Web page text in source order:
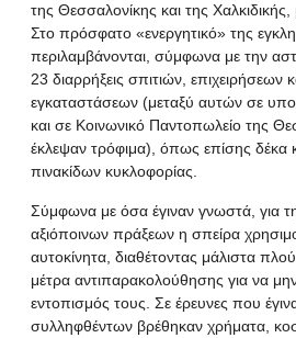
της Θεσσαλονίκης και της
Στο πρόσφατο «ενεργητικό» της
περιλαμβάνονται, σύμφωνα με την
23 διαρρήξεις σπιτιών, επιχειρήσεων
εγκαταστάσεων (μεταξύ αυτών σε
και σε Κοινωνικό Παντοπωλείο της
έκλεψαν τρόφιμα), όπως επίσης δέκα
πινακίδων κυκλοφορίας.
Σύμφωνα με όσα έγιναν γνωστά, για
αξιόποινων πράξεων η σπείρα
αυτοκίνητα, διαθέτοντας μάλιστα
μέτρα αντιπαρακολούθησης για να
εντοπισμός τους. Σε έρευνες που
συλληφθέντων βρέθηκαν χρήματα,